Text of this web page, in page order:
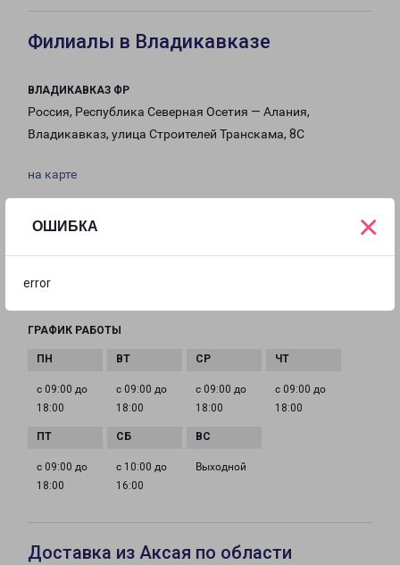
ОШИБКА
error
×
Филиалы в Владикавказе
ВЛАДИКАВКАЗ ФР
Россия, Республика Северная Осетия — Алания,
Владикавказ, улица Строителей Транскама, 8С
на карте
8(8672) 333-012
Vladikavkaz-fr@pecom.ru
ГРАФИК РАБОТЫ
с 09:00 до
18:00
с 09:00 до
18:00
с 09:00 до
18:00
с 09:00 до
18:00
с 09:00 до
18:00
с 10:00 до
16:00
Выходной
Доставка из Аксая по области